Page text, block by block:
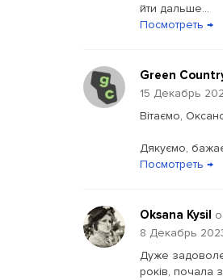
йти дальше...
Посмотреть →
Green
15 Декабрь
Вітаємо,
Дякуємо,
Посмотреть →
Oksana Kysil о
8 Декабрь
Дуже
років, почала